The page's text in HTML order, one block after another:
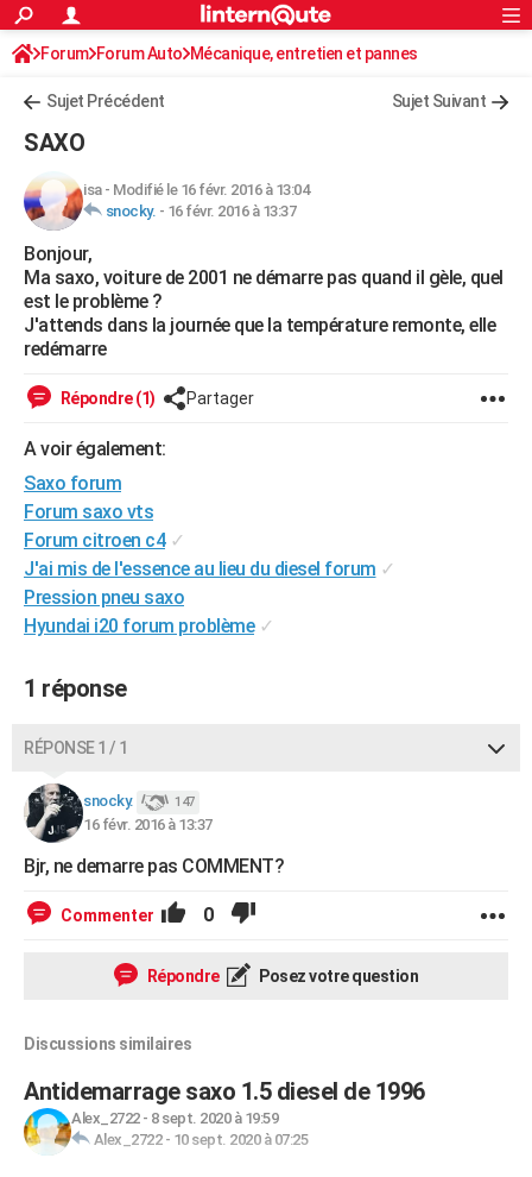
ACTUALITÉS
Politique
Société
Faits Divers
Education
Monde
Villes
+
Retraite
Impôts
Epargne
Immobilier
Risques naturels par ville
Banque
Assurance
Crédit
AUTO
Essais
Réserver un essai
Citadines
Berlines
SUV
Forum auto
+HIGH-TECH
Mobiles
Meilleur smartphone
Internet
Ordinateurs
Jeux vidéo
Guide high-tech
+BRICOLAGE
Forum
Aménagement intérieur
Extérieur
Cuisine
Salle de bains
Jardinage
Rangement
Guides de France
Escapades
Patrimoine
Expositions
Musées
Week-end nature
Art de vivre
Bien-être
Loisirs
Mode
Modes de vie
Alimentation
Guide de la santé
Maladies
Médicaments
Sommeil
VOYAGE
PHOTO
GUIDES D'ACHAT
CARTE DE VOEUX
Carte de Noël
Carte Bonne année
Carte Saint-Valentin
Carte Pâques
Carte d'anniversaire
DICTIONNAIRE
Dictionnaire
Biographies
Citations
Expressions
Proverbes
PROGRAMME TV
AVIS DE DÉCÈS
Rechercher
S'inscrire
Connexion
Forum Forum Auto Mécanique, entretien et pannes
Sujet Précédent Sujet Suivant
SAXO
isa- Modifié le 16 févr. 2016 à 13:04
snocky. - 16 févr. 2016 à 13:37
Bonjour,
Ma saxo, voiture de 2001 ne démarre pas quand il gèle, quel
est le problème ?
J'attends dans la journée que la température remonte, elle
redémarre
Répondre (1) Partager
A voir également:
Saxo forum
Forum saxo vts
Forum citroen c4 ✓
J'ai mis de l'essence au lieu du diesel forum ✓
Pression pneu saxo
Hyundai i20 forum problème ✓
1 réponse
RÉPONSE 1 / 1
snocky. 147
16 févr. 2016 à 13:37
Bjr, ne demarre pas COMMENT?
Commenter 0
Répondre Posez votre question
Discussions similaires
Antidemarrage saxo 1.5 diesel de 1996
Alex_2722- 8 sept. 2020 à 19:59
Alex_2722- 10 sept. 2020 à 07:25